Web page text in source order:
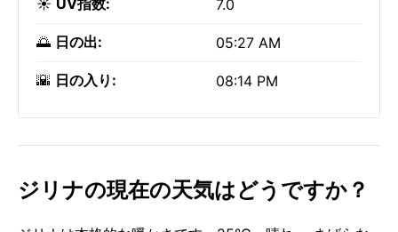
☀️ UV指数: 7.0
🌅 日の出: 05:27 AM
🌇 日の入り: 08:14 PM
ジリナの現在の天気はどうですか？